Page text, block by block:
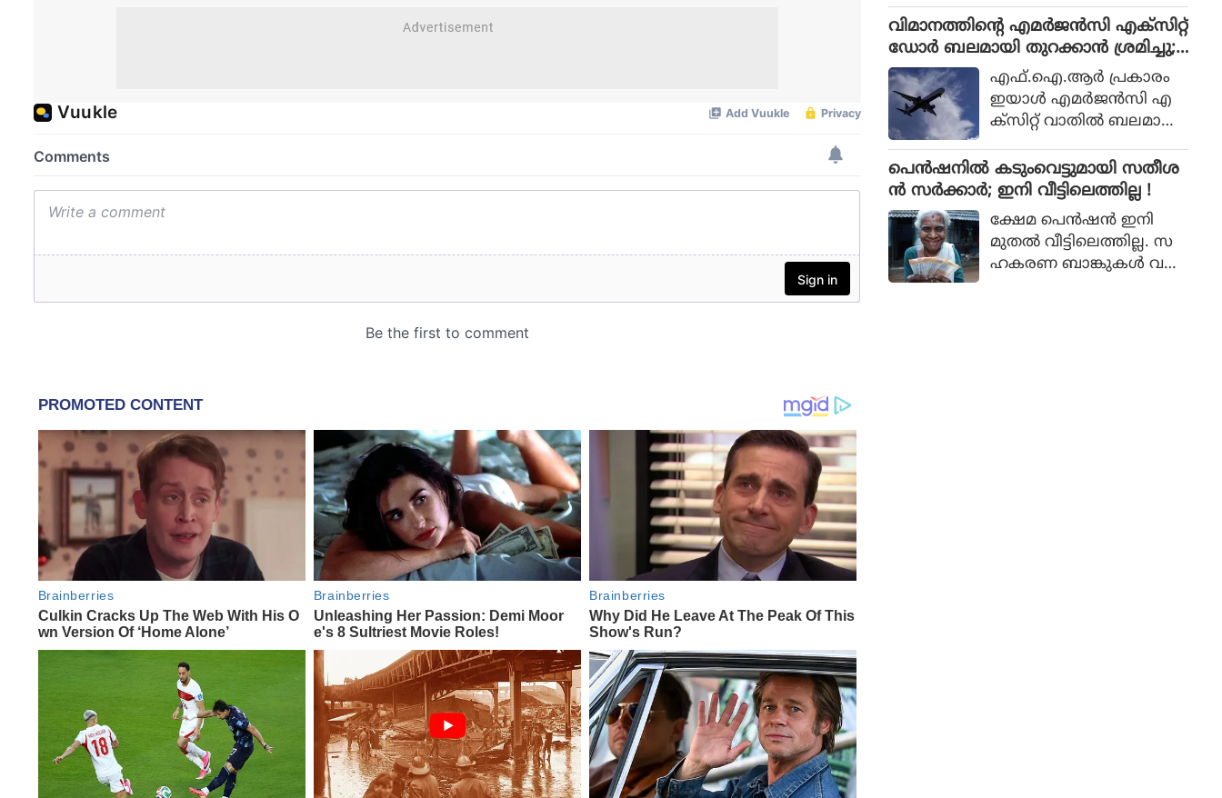
കുര്യാച്ചിറ മാർക്കറ്റ് എ
ന്നിവിടങ്ങളിലെ പ്രദേശ
വാസികളുമായി സംവാദം
നടത്തി.
തമിഴ്നാട് ബജറ്റ് പ്രഖ്യാപന
ത്തോട് പ്രതികരിക്കുക
യായിരുന്നു മന്ത്രി.
ന്വേഷിക്കുന്ന മൂന്നാമത്തെ
ശബരിമല വിവാദമാണിത്.
വിമാനത്തിന്റെ എമര്‍ജന്‍സി എക്‌സിറ്റ്
ഡോര്‍ ബലമായി തുറക്കാന്‍ ശ്രമിച്ചു;
മലയാളി പിടിയില്‍എഫ്.ഐ.ആര്‍ പ്രകാരം
ഇയാള്‍ എമര്‍ജന്‍സി എ
ക്‌സിറ്റ് വാതില്‍ ബലമായി
എമര്‍ജന്‍സി വിന്‍ഡോ
പാനല്‍ തകര്‍ക്കുകയും
പെൻഷനിൽ കടുംവെട്ടുമായി സതീശ
ൻ സർക്കാർ; ഇനി വീട്ടിലെത്തില്ല !
ക്ഷേമ പെൻഷൻ ഇനി
മുതൽ വീട്ടിലെത്തില്ല. സ
ഹകരണ ബാങ്കുകൾ വഴി